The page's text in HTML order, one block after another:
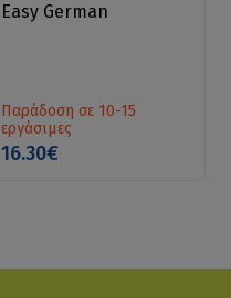
Easy German
Παράδοση σε 10-15
εργάσιμες
16.30€